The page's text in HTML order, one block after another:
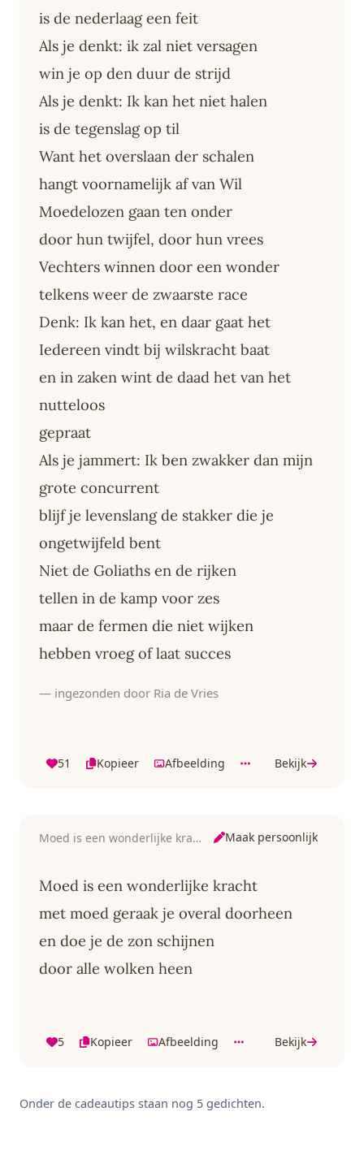
is de nederlaag een feit
Als je denkt: ik zal niet versagen
win je op den duur de strijd
Als je denkt: Ik kan het niet halen
is de tegenslag op til
Want het overslaan der schalen
hangt voornamelijk af van Wil
Moedelozen gaan ten onder
door hun twijfel, door hun vrees
Vechters winnen door een wonder
telkens weer de zwaarste race
Denk: Ik kan het, en daar gaat het
Iedereen vindt bij wilskracht baat
en in zaken wint de daad het van het
nutteloos
gepraat
Als je jammert: Ik ben zwakker dan mijn
grote concurrent
blijf je levenslang de stakker die je
ongetwijfeld bent
Niet de Goliaths en de rijken
tellen in de kamp voor zes
maar de fermen die niet wijken
hebben vroeg of laat succes
— ingezonden door Ria de Vries
51 Kopieer Afbeelding Bekijk
Moed is een wonderlijke kracht Maak persoonlijk
Moed is een wonderlijke kracht
met moed geraak je overal doorheen
en doe je de zon schijnen
door alle wolken heen
5 Kopieer Afbeelding Bekijk
Onder de cadeautips staan nog 5 gedichten.